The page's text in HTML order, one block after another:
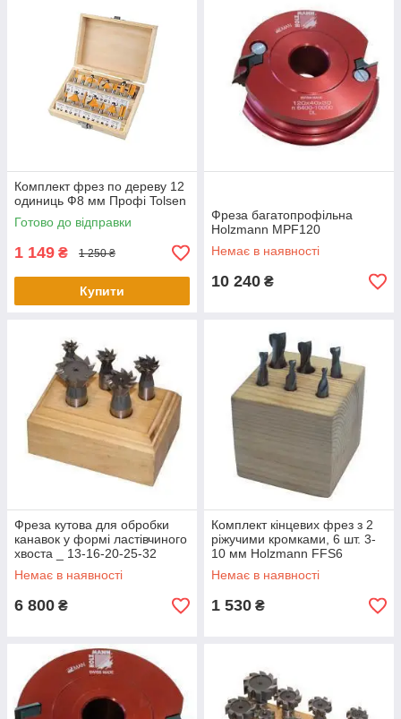
Комплект фрез по дереву 12
одиниць Ф8 мм Профі Tolsen
Готово до відправки
1 149 ₴ 1 250 ₴
Купити
Фреза багатопрофільна
Holzmann MPF120
Немає в наявності
10 240 ₴
Фреза кутова для обробки
канавок у формі ластівчиного
хвоста _ 13-16-20-25-32
Holzmann SSF5
Немає в наявності
6 800 ₴
Комплект кінцевих фрез з 2
ріжучими кромками, 6 шт. 3-
10 мм Holzmann FFS6
Немає в наявності
1 530 ₴